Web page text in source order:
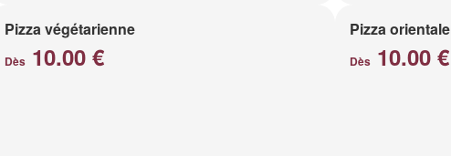
Pizza végétarienne
Dès10.00 €
Pizza orientale
Dès 10.00 €